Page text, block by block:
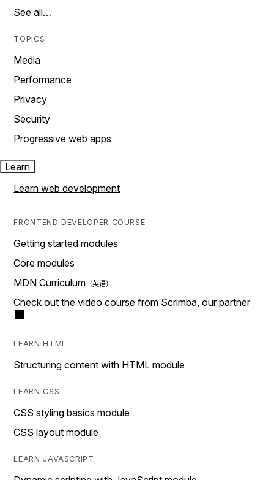
See all…
TOPICS
Media
Performance
Privacy
Security
Progressive web apps
Learn
Learn web development
FRONTEND DEVELOPER COURSE
Getting started modules
Core modules
MDN Curriculum
Check out the video course from Scrimba, our partner
LEARN HTML
Structuring content with HTML module
LEARN CSS
CSS styling basics module
CSS layout module
LEARN JAVASCRIPT